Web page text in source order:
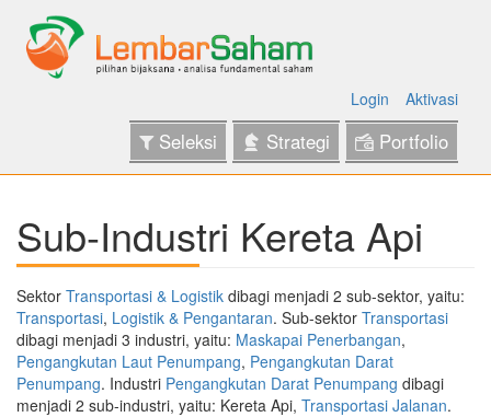
Login Aktivasi
Seleksi Strategi Portfolio
Sub-Industri Kereta Api
Sektor Transportasi & Logistik dibagi menjadi 2 sub-sektor, yaitu:
Transportasi, Logistik & Pengantaran. Sub-sektor Transportasi
dibagi menjadi 3 industri, yaitu: Maskapai Penerbangan,
Pengangkutan Laut Penumpang, Pengangkutan Darat
Penumpang. Industri Pengangkutan Darat Penumpang dibagi
menjadi 2 sub-industri, yaitu: Kereta Api, Transportasi Jalanan.